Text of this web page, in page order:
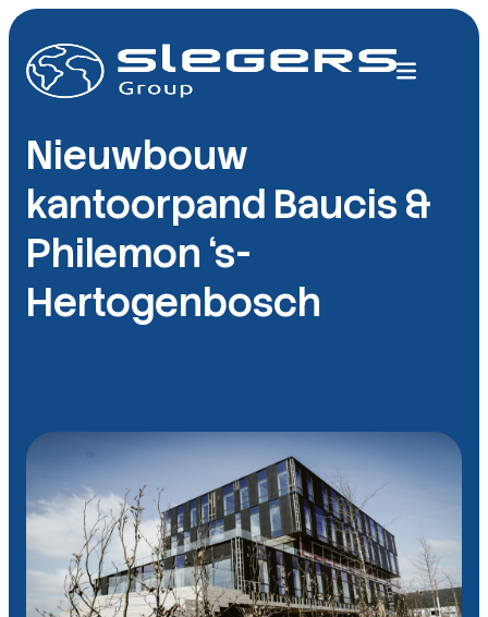
Nieuwbouw
kantoorpand Baucis &
Philemon ‘s-
Hertogenbosch